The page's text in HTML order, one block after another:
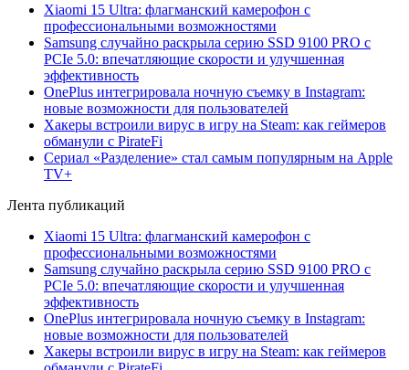
Xiaomi 15 Ultra: флагманский камерофон с
профессиональными возможностями
Samsung случайно раскрыла серию SSD 9100 PRO с
PCIe 5.0: впечатляющие скорости и улучшенная
эффективность
OnePlus интегрировала ночную съемку в Instagram:
новые возможности для пользователей
Хакеры встроили вирус в игру на Steam: как геймеров
обманули с PirateFi
Сериал «Разделение» стал самым популярным на Apple
TV+
Лента публикаций
Xiaomi 15 Ultra: флагманский камерофон с
профессиональными возможностями
Samsung случайно раскрыла серию SSD 9100 PRO с
PCIe 5.0: впечатляющие скорости и улучшенная
эффективность
OnePlus интегрировала ночную съемку в Instagram:
новые возможности для пользователей
Хакеры встроили вирус в игру на Steam: как геймеров